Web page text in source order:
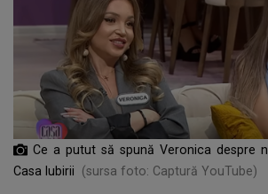
Ce a putut să spună Veronica despre
Casa Iubirii
(sursa foto: Captură YouTube)